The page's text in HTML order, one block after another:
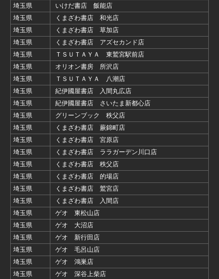
埼玉県
いけだ書店 飯能店
埼玉県
くまざわ書店 和光店
埼玉県
くまざわ書店 草加店
埼玉県
くまざわ書店 アズセカンド店
埼玉県
ＴＳＵＴＡＹＡ 東鷲宮駅前店
埼玉県
オリオン書房 所沢店
埼玉県
ＴＳＵＴＡＹＡ 八潮店
埼玉県
紀伊國屋書店 入間丸広店
埼玉県
紀伊國屋書店 さいたま新都心店
埼玉県
グリーンブック 秩父店
埼玉県
くまざわ書店 蕨錦町店
埼玉県
くまざわ書店 宮原店
埼玉県
くまざわ書店 ララガーデン川口店
埼玉県
くまざわ書店 秩父店
埼玉県
くまざわ書店 的場店
埼玉県
くまざわ書店 鷲宮店
埼玉県
くまざわ書店 入間店
埼玉県
ゲオ 東松山店
埼玉県
ゲオ 大沼店
埼玉県
ゲオ 新行田店
埼玉県
ゲオ 毛呂山店
埼玉県
ゲオ 鴻巣店
埼玉県
ゲオ 深谷上柴店